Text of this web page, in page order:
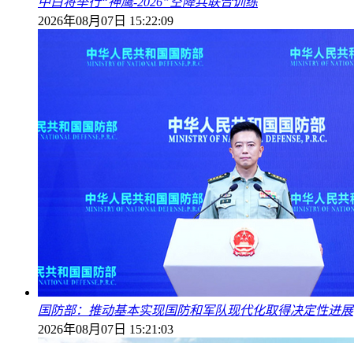
2026年08月07日 15:22:09
国防部：推动基本实现国防和军队现代化取得决定性进展
2026年08月07日 15:21:03